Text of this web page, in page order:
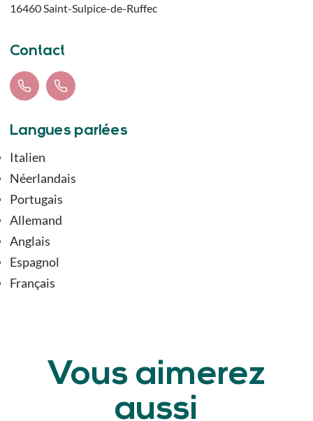
16460 Saint-Sulpice-de-Ruffec
Contact
Langues parlées
Italien
Néerlandais
Portugais
Allemand
Anglais
Espagnol
Français
Vous aimerez
aussi